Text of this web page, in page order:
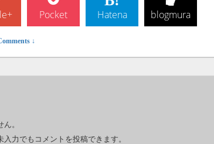
Pocket Hatena blogmura
↓
。
力でもコメントを投稿できます。